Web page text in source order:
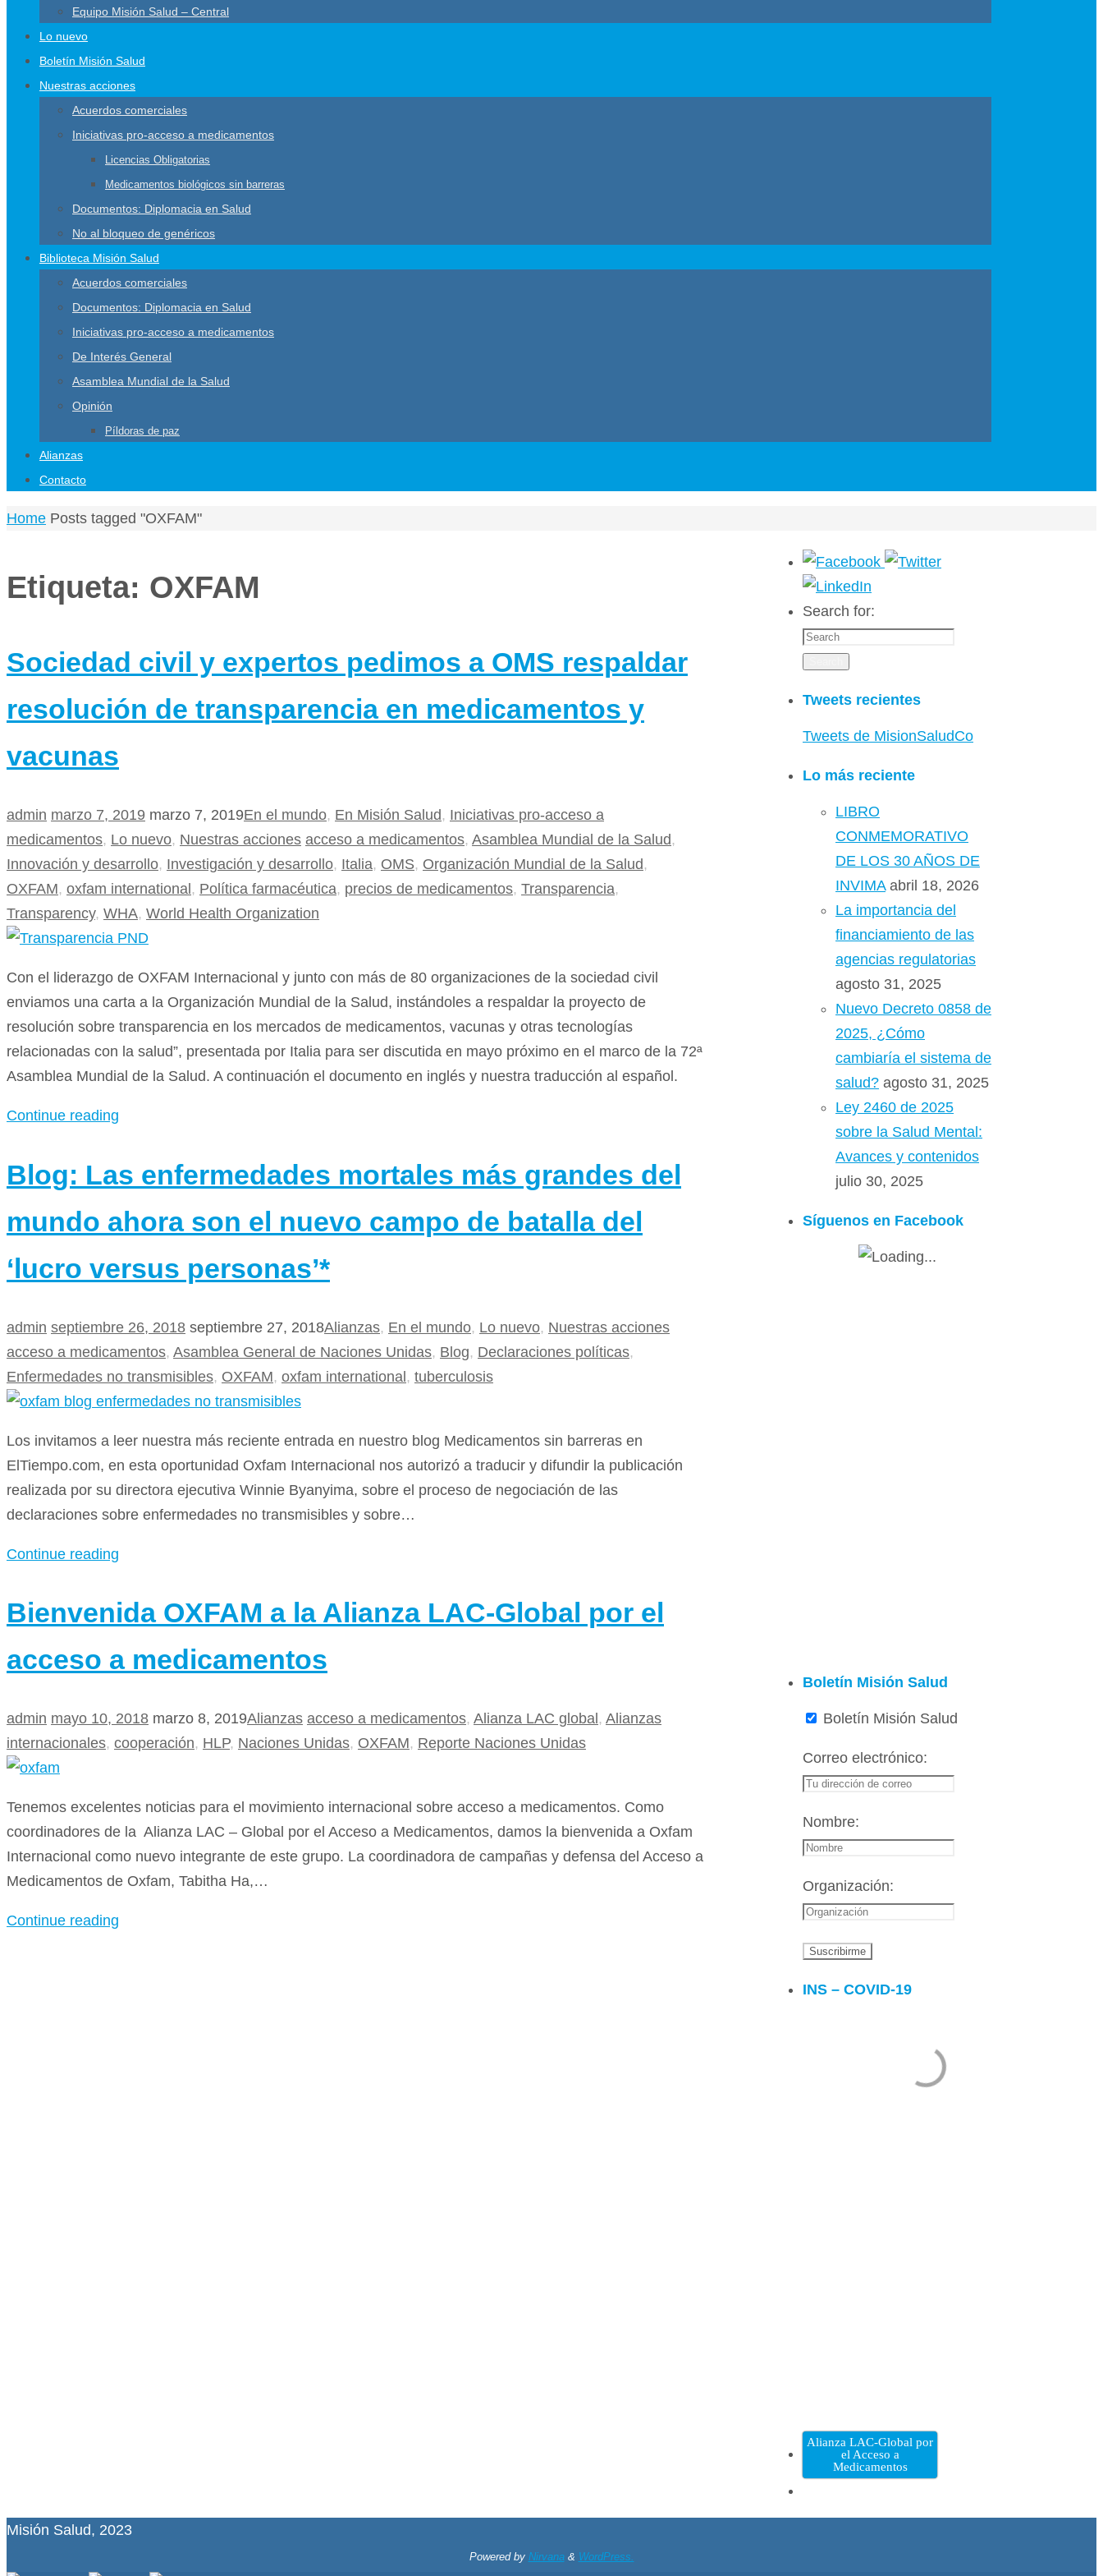
Equipo Misión Salud – Central
Lo nuevo
Boletín Misión Salud
Nuestras acciones
Acuerdos comerciales
Iniciativas pro-acceso a medicamentos
Licencias Obligatorias
Medicamentos biológicos sin barreras
Documentos: Diplomacia en Salud
No al bloqueo de genéricos
Biblioteca Misión Salud
Acuerdos comerciales
Documentos: Diplomacia en Salud
Iniciativas pro-acceso a medicamentos
De Interés General
Asamblea Mundial de la Salud
Opinión
Píldoras de paz
Alianzas
Contacto
Home Posts tagged "OXFAM"
Etiqueta: OXFAM
Sociedad civil y expertos pedimos a OMS respaldar
resolución de transparencia en medicamentos y
vacunas
admin marzo 7, 2019 marzo 7, 2019En el mundo, En Misión Salud , Iniciativas pro-acceso a
medicamentos, Lo nuevo, Nuestras acciones acceso a medicamentos, Asamblea Mundial de la Salud ,
Innovación y desarrollo, Investigación y desarrollo, Italia, OMS, Organización Mundial de la Salud ,
OXFAM, oxfam international , Política farmacéutica, precios de medicamentos, Transparencia,
Transparency, WHA, World Health Organization
Con el liderazgo de OXFAM Internacional y junto con más de 80 organizaciones de la sociedad civil
enviamos una carta a la Organización Mundial de la Salud, instándoles a respaldar la proyecto de
resolución sobre transparencia en los mercados de medicamentos, vacunas y otras tecnologías
relacionadas con la salud”, presentada por Italia para ser discutida en mayo próximo en el marco de la 72ª
Asamblea Mundial de la Salud. A continuación el documento en inglés y nuestra traducción al español.
Continue reading
Blog: Las enfermedades mortales más grandes del
mundo ahora son el nuevo campo de batalla del
‘lucro versus personas’*
admin septiembre 26, 2018 septiembre 27, 2018Alianzas, En el mundo, Lo nuevo, Nuestras acciones
acceso a medicamentos, Asamblea General de Naciones Unidas, Blog, Declaraciones políticas,
Enfermedades no transmisibles, OXFAM, oxfam international, tuberculosis
Los invitamos a leer nuestra más reciente entrada en nuestro blog Medicamentos sin barreras en
ElTiempo.com, en esta oportunidad Oxfam Internacional nos autorizó a traducir y difundir la publicación
realizada por su directora ejecutiva Winnie Byanyima, sobre el proceso de negociación de las
declaraciones sobre enfermedades no transmisibles y sobre…
Continue reading
Bienvenida OXFAM a la Alianza LAC-Global por el
acceso a medicamentos
admin mayo 10, 2018 marzo 8, 2019Alianzas acceso a medicamentos, Alianza LAC global , Alianzas
internacionales, cooperación, HLP, Naciones Unidas, OXFAM, Reporte Naciones Unidas
Tenemos excelentes noticias para el movimiento internacional sobre acceso a medicamentos. Como
coordinadores de la Alianza LAC – Global por el Acceso a Medicamentos, damos la bienvenida a Oxfam
Internacional como nuevo integrante de este grupo. La coordinadora de campañas y defensa del Acceso a
Medicamentos de Oxfam, Tabitha Ha,…
Continue reading
Search for:
Tweets recientes
Tweets de MisionSaludCo
Lo más reciente
LIBRO
CONMEMORATIVO
DE LOS 30 AÑOS DE
INVIMA abril 18, 2026
La importancia del
financiamiento de las
agencias regulatorias
agosto 31, 2025
Nuevo Decreto 0858 de
2025, ¿Cómo
cambiaría el sistema de
salud? agosto 31, 2025
Ley 2460 de 2025
sobre la Salud Mental:
Avances y contenidos
julio 30, 2025
Síguenos en Facebook
Boletín Misión Salud
Boletín Misión Salud
Correo electrónico:
Nombre:
Organización:
INS – COVID-19
Alianza LAC-Global por
el Acceso a
Medicamentos
Misión Salud, 2023
Powered by Nirvana& WordPress.